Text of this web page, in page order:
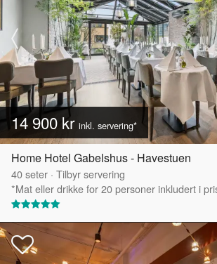
14 900 kr inkl. servering*
Home Hotel Gabelshus - Havestuen
40seter · Tilbyr servering
*Mat eller drikke for 20 personer inkludert i